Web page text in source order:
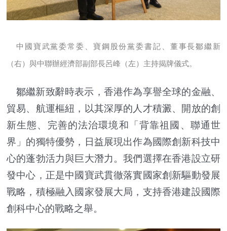
中國寶武黨委常委、寶鋼股份黨委書記、董事長鄒繼新
（右）與中聯辦經濟部副部長呂峰（左）主持揭牌儀式。
鄒繼新致辭時表示，香港作為享譽全球的金融、
貿易、航運樞紐，以其深厚的人才積澱、開放的創
新生態、完善的法治環境和「背靠祖國、聯通世
界」的獨特優勢，日益展現出作為國際創新科技中
心的蓬勃活力與巨大潛力。我們選擇在香港設立研
發中心，正是中國寶武貫徹落實國家創新驅動發展
戰略，積極融入國家發展大局，支持香港建設國際
創科中心的戰略之舉。